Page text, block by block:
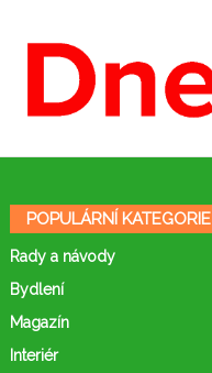
POPULÁRNÍ KATEGORIE
Rady a návody
Bydlení
Magazín
Interiér